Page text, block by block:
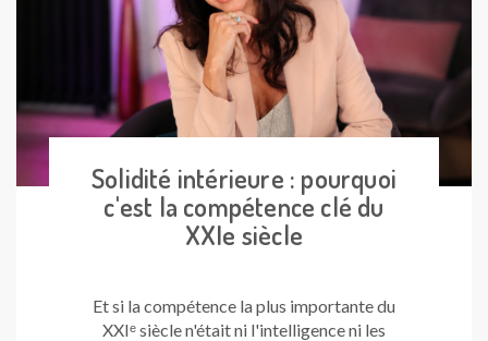
Solidité intérieure : pourquoi
c'est la compétence clé du
XXIe siècle
Et si la compétence la plus importante du
XXIᵉ siècle n'était ni l'intelligence ni les